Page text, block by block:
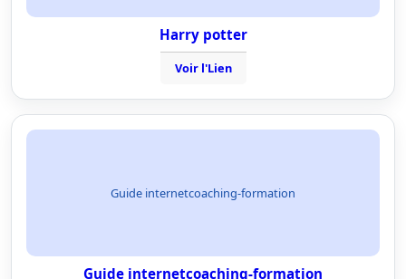
Harry potter
Voir l'Lien
Guide internetcoaching-formation
Guide internetcoaching-formation